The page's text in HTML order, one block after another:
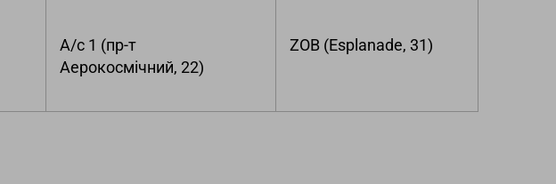
А/с 1 (пр-т
Аерокосмічний, 22)
ZOB (Esplanade, 31)